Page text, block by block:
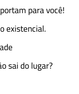
para você!
existencial.
sai do lugar?